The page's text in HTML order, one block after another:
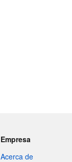
Empresa
Acerca de